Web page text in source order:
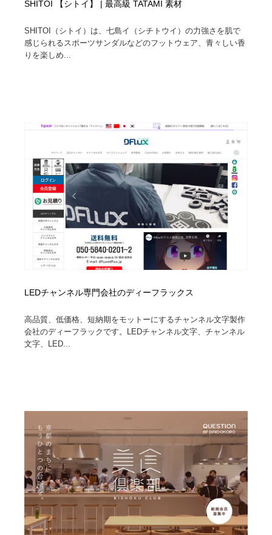
SHITOI 【シトイ】 | 最高級 TATAMI 素材
SHITOI（シトイ）は、七島イ（シチトウイ）の力強さを肌で
感じられるスポーツサンダルなどのフットウェア、青々しい香
りを楽しめ...
LEDチャンネル専門会社のディーフラックス
高品質、低価格、短納期をモットーにするチャンネル文字製作
会社のディーフラックです。LEDチャンネル文字、チャンネル
文字、LED...